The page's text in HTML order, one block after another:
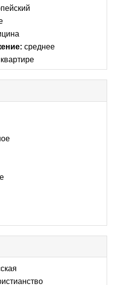
среднее